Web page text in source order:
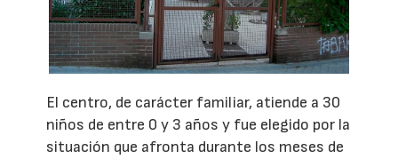
El centro, de carácter familiar, atiende a 30
niños de entre 0 y 3 años y fue elegido por la
situación que afronta durante los meses de